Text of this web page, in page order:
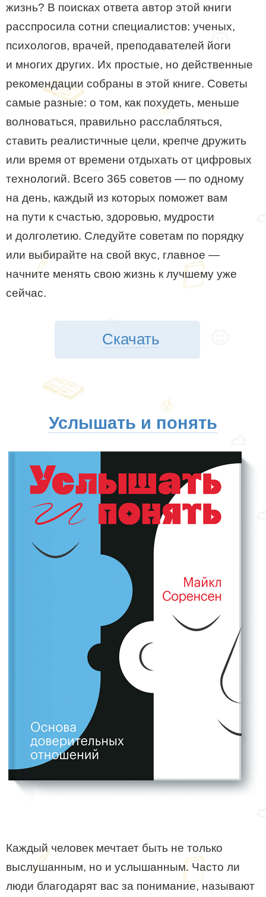
жизнь? В поисках ответа автор этой книги
расспросила сотни специалистов: ученых,
психологов, врачей, преподавателей йоги
и многих других. Их простые, но действенные
рекомендации собраны в этой книге. Советы
самые разные: о том, как похудеть, меньше
волноваться, правильно расслабляться,
ставить реалистичные цели, крепче дружить
или время от времени отдыхать от цифровых
технологий. Всего 365 советов — по одному
на день, каждый из которых поможет вам
на пути к счастью, здоровью, мудрости
и долголетию. Следуйте советам по порядку
или выбирайте на свой вкус, главное —
начните менять свою жизнь к лучшему уже
сейчас.
Скачать
Услышать и понять
Каждый человек мечтает быть не только
выслушанным, но и услышанным. Часто ли
люди благодарят вас за понимание, называют